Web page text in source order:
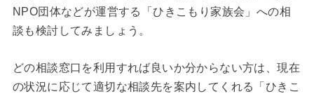
NPO団体などが運営する「ひきこもり家族会」への相
談も検討してみましょう。
どの相談窓口を利用すれば良いか分からない方は、現在
の状況に応じて適切な相談先を案内してくれる「ひきこ